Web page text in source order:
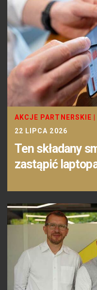
AKCJE PARTNERSKIE
22 LIPCA 2026
Ten składany
zastąpić